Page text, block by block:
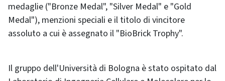
medaglie ("Bronze Medal", "Silver Medal" e "Gold
Medal"), menzioni speciali e il titolo di vincitore
assoluto a cui è assegnato il "BioBrick Trophy".
Il gruppo dell'Università di Bologna è stato ospitato dal